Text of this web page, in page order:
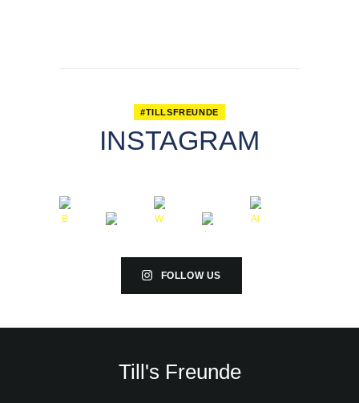
#TILLSFREUNDE
INSTAGRAM
FOLLOW US
Till's Freunde